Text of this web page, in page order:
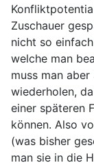
Zuschauer
nicht so
welche man
muss man
wiederholen,
einer späteren
können. Also
(was bisher
man sie in die